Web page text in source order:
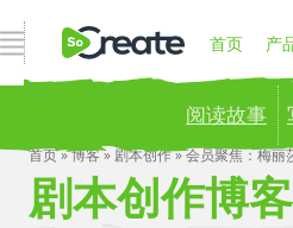
打开导航 首页 产
博客 公
阅读故事
Publish your stories to a
now!
首页»博客» 剧本创作»会员聚焦：梅丽
剧本创作博客